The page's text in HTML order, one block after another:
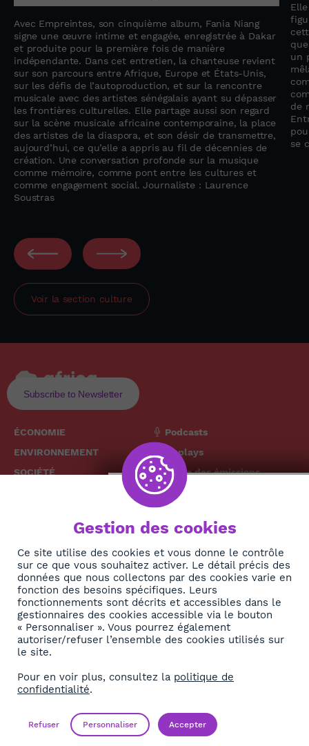
Avec Empreintes, son cinquième album, Fania Niang
signe une œuvre intime et engagée, enregistrée à Dakar
et produite pour la première fois de manière
indépendante. Dans cet entretien, la chanteuse revient
sur son parcours entre Afrique, Europe et États-Unis,
sur les défis de l’autoproduction, et sur la rencontre
musicale avec des artistes sénégalais ayant su dépasser
les frontières culturelles. Elle partage aussi son regard
sur la scène musicale africaine contemporaine, la place
des artistes de la diaspora, et son désir de transmettre,
aujourd’hui, ce qu’elle a appris au fil de décennies de
création. Une conversation profonde sur la musique
comme mémoire, comme pont entre les cultures et
comme engagement social. Journaliste : Laurence
Soustras
un
de
se
Voir la section culture
Subscribe to Newsletter
ÉCONOMIE
ENVIRONNEMENT
SOCIÉTÉ
DIASPORA
REJOIGNEZ-NOUS
Podcasts
Replays
Grille des émissions
À propos
Politique de confidentialité
The African
News Hub
NEWSLETTER
S'abonner
Gestion des cookies
Ce site utilise des cookies et vous donne le contrôle
sur ce que vous souhaitez activer. Le détail précis des
données que nous collectons par des cookies varie en
fonction des besoins spécifiques. Leurs
fonctionnements sont décrits et accessibles dans le
gestionnaires des cookies accessible via le bouton
« Personnaliser ». Vous pourrez également
autoriser/refuser l’ensemble des cookies utilisés sur
le site.
Pour en voir plus, consultez la politique de
confidentialité.
Refuser Personnaliser Accepter